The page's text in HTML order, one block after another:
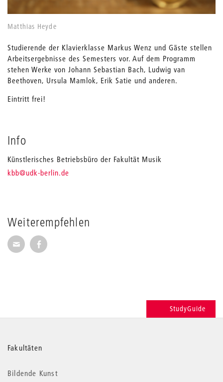
Weiterempfehlen
Seite per E-Mail weiterempfehlen
Seite auf Facebook weiterempfehlen
Matthias Heyde
Studierende der Klavierklasse Markus Wenz und Gäste stellen
Arbeitsergebnisse des Semesters vor. Auf dem Programm
stehen Werke von Johann Sebastian Bach, Ludwig van
Beethoven, Ursula Mamlok, Erik Satie und anderen.
Eintritt frei!
Info
Künstlerisches Betriebsbüro der Fakultät Musik
kbb_
@udk-berlin.de
StudyGuide
Weitere
Informationen
Fakultäten
Bildende Kunst